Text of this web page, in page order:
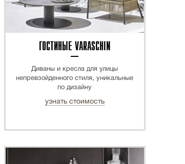
ГОСТИНЫЕ VARASCHIN
Диваны и кресла для улицы
непревзойденного стиля, уникальные
по дизайну
узнать стоимость